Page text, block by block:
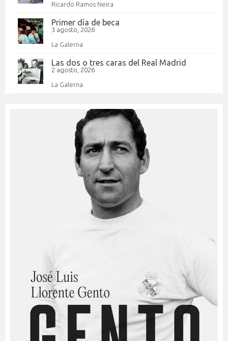
Ricardo Ramos Neira
Primer día de beca
3 agosto, 2026
La Galerna
Las dos o tres caras del Real Madrid
2 agosto, 2026
La Galerna